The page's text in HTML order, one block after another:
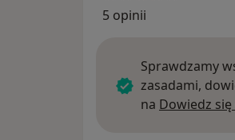
5 opinii
Sprawdzamy
zasadami,
na Dowiedz